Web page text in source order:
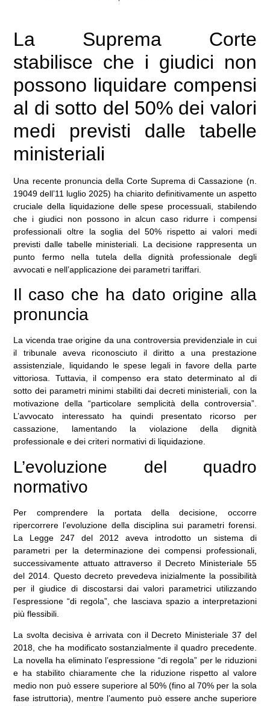
La Suprema Corte
stabilisce che i giudici non
possono liquidare compensi
al di sotto del 50% dei valori
medi previsti dalle tabelle
ministeriali
Una recente pronuncia della Corte Suprema di Cassazione (n.
19049 dell’11 luglio 2025) ha chiarito definitivamente un aspetto
cruciale della liquidazione delle spese processuali, stabilendo
che i giudici non possono in alcun caso ridurre i compensi
professionali oltre la soglia del 50% rispetto ai valori medi
previsti dalle tabelle ministeriali. La decisione rappresenta un
punto fermo nella tutela della dignità professionale degli
avvocati e nell’applicazione dei parametri tariffari.
Il caso che ha dato origine alla
pronuncia
La vicenda trae origine da una controversia previdenziale in cui
il tribunale aveva riconosciuto il diritto a una prestazione
assistenziale, liquidando le spese legali in favore della parte
vittoriosa. Tuttavia, il compenso era stato determinato al di
sotto dei parametri minimi stabiliti dai decreti ministeriali, con la
motivazione della “particolare semplicità della controversia”.
L’avvocato interessato ha quindi presentato ricorso per
cassazione, lamentando la violazione della dignità
professionale e dei criteri normativi di liquidazione.
L’evoluzione del quadro
normativo
Per comprendere la portata della decisione, occorre
ripercorrere l’evoluzione della disciplina sui parametri forensi.
La Legge 247 del 2012 aveva introdotto un sistema di
parametri per la determinazione dei compensi professionali,
successivamente attuato attraverso il Decreto Ministeriale 55
del 2014. Questo decreto prevedeva inizialmente la possibilità
per il giudice di discostarsi dai valori parametrici utilizzando
l’espressione “di regola”, che lasciava spazio a interpretazioni
più flessibili.
La svolta decisiva è arrivata con il Decreto Ministeriale 37 del
2018, che ha modificato sostanzialmente il quadro precedente.
La novella ha eliminato l’espressione “di regola” per le riduzioni
e ha stabilito chiaramente che la riduzione rispetto al valore
medio non può essere superiore al 50% (fino al 70% per la sola
fase istruttoria), mentre l’aumento può essere anche superiore